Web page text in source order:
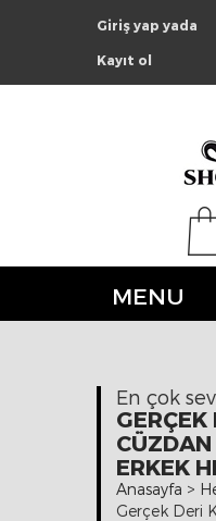
Giriş yap yada
Kayıt ol
En çok
GERÇEK
ERKEK
Anasayfa >
Gerçek Deri